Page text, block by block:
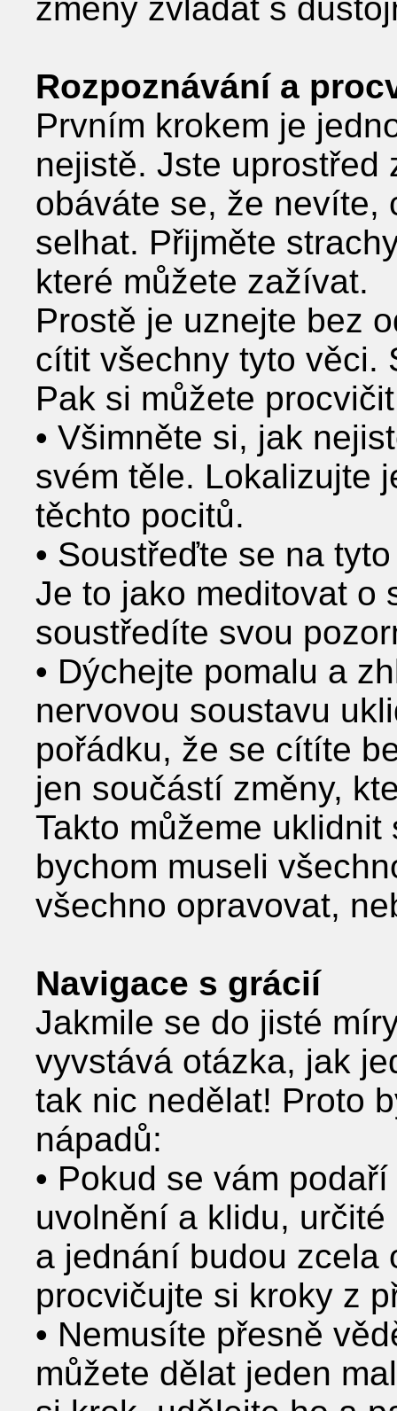
změny zvládat s
Rozpoznávání a
Prvním krokem je
nejistě. Jste uprostřed
obáváte se, že nevíte,
selhat. Přijměte
které můžete zažívat.
Prostě je uznejte bez
cítit všechny tyto věci.
Pak si můžete
• Všimněte si, jak
svém těle. Lokalizujte
těchto pocitů.
• Soustřeďte se na
Je to jako meditovat o
soustředíte svou
• Dýchejte pomalu a
nervovou soustavu
pořádku, že se cítíte
jen součástí změny,
Takto můžeme
bychom museli
všechno opravovat,
Navigace s grácií
Jakmile se do jisté
vyvstává otázka, jak
tak nic nedělat! Proto
nápadů:
• Pokud se vám
uvolnění a klidu,
a jednání budou zcela
procvičujte si kroky z
• Nemusíte přesně
můžete dělat jeden